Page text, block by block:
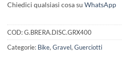
Chiedici qualsiasi cosa su WhatsApp
COD:G.BRERA.DISC.GRX400
Categorie: Bike, Gravel, Guerciotti